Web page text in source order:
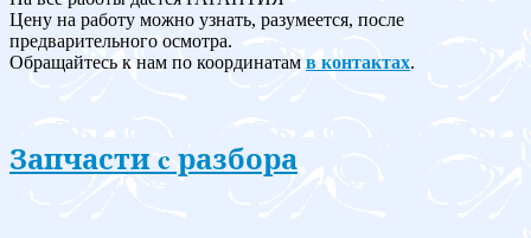
Цену на работу можно узнать, разумеется, после
предварительного осмотра.
Обращайтесь к нам по координатам в контактах.
Запчасти c разбора